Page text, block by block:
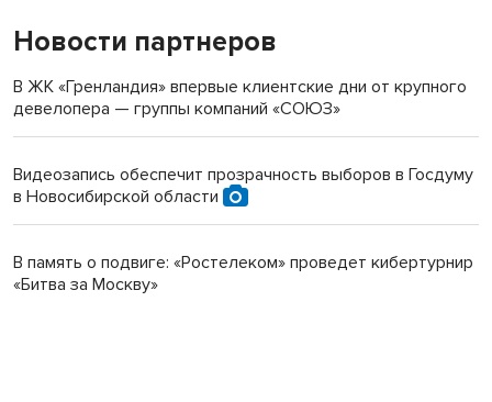
Новости партнеров
В ЖК «Гренландия» впервые клиентские дни от крупного
девелопера — группы компаний «СОЮЗ»
Видеозапись обеспечит прозрачность выборов в Госдуму
в Новосибирской области
В память о подвиге: «Ростелеком» проведет кибертурнир
«Битва за Москву»